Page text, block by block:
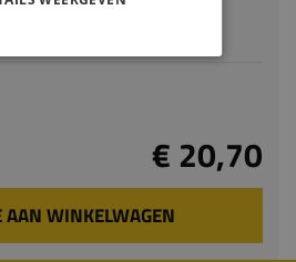
voor maatwerk, de verwachte
€ 20,70
AAN WINKELWAGEN